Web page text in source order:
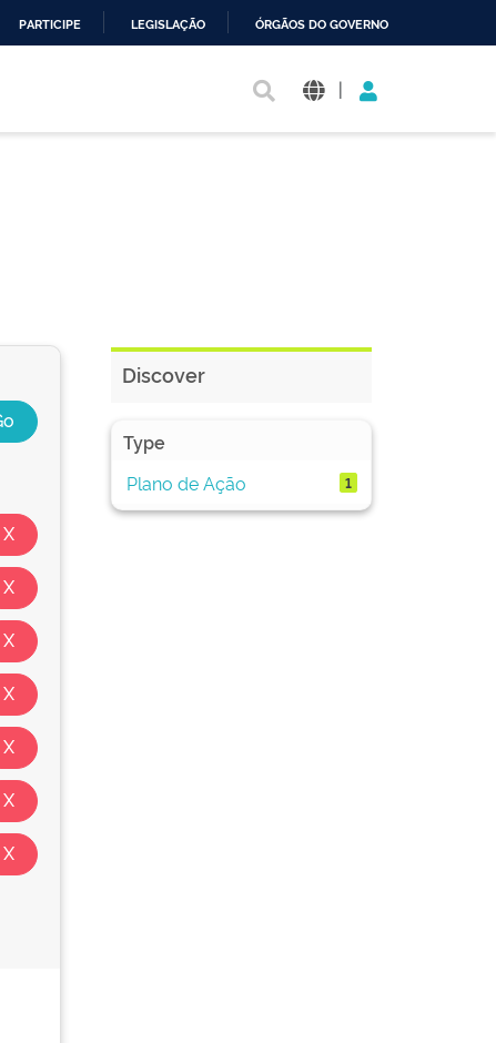
PARTICIPE LEGISLAÇÃO ÓRGÃOS DO GOVERNO
|
Discover
Type
Plano de Ação
1